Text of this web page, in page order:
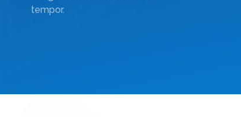
tempor.